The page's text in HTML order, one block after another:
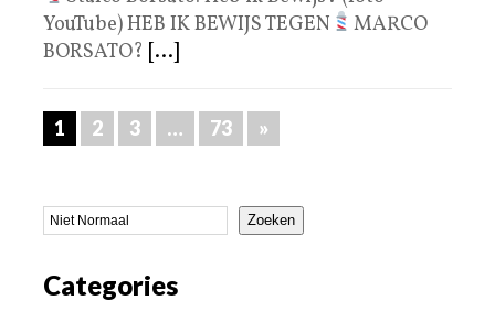
YouTube) HEB IK BEWIJS TEGEN
MARCO
BORSATO? [...]
1 2 3 … 73 »
Zoeken
Categories